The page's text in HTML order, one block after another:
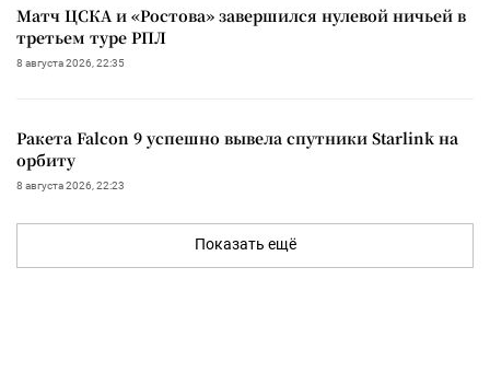
Матч ЦСКА и «Ростова» завершился нулевой ничьей в
третьем туре РПЛ
8 августа 2026, 22:35
Ракета Falcon 9 успешно вывела спутники Starlink на
орбиту
8 августа 2026, 22:23
Показать ещё